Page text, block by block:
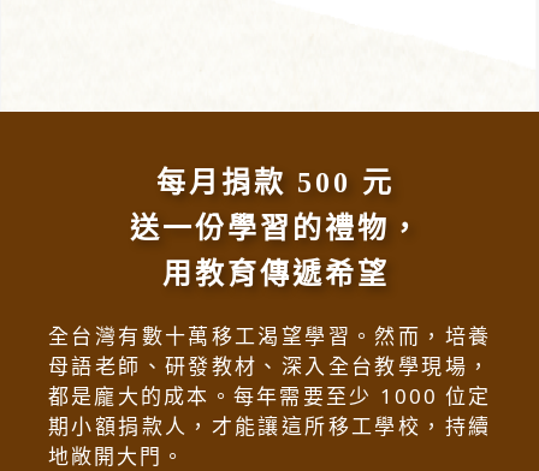
每月捐款 500 元
送一份學習的禮物，
用教育傳遞希望
全台灣有數十萬移工渴望學習。然而，培養
母語老師、研發教材、深入全台教學現場，
都是龐大的成本。每年需要至少 1000 位定
期小額捐款人，才能讓這所移工學校，持續
地敞開大門。